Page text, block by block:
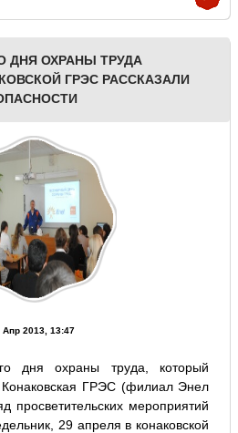
ДНЯ ОХРАНЫ ТРУДА
ГРЭС РАССКАЗАЛИ
Апр 2013, 13:47
дня охраны труда, который
Конаковская ГРЭС (филиал Энел
просветительских мероприятий
29 апреля в конаковской